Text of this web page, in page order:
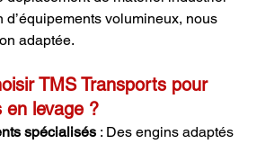
d’équipements volumineux, nous
adaptée.
TMS Transports pour
en levage ?
spécialisés : Des engins adaptés